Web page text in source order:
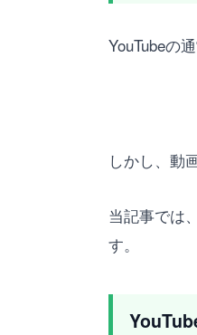
YouTubeの
しかし、動
当記事では、
す。